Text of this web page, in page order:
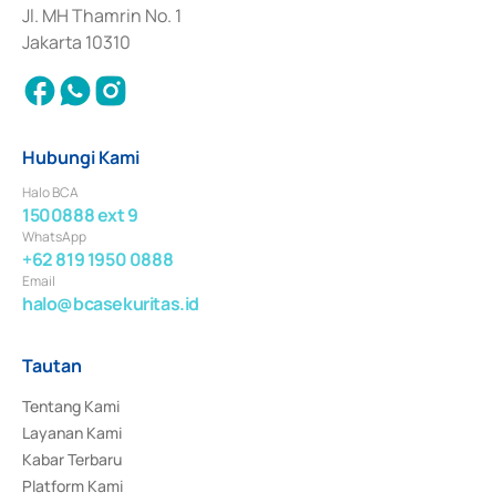
Jl. MH Thamrin No. 1
Jakarta 10310
Hubungi Kami
Halo BCA
1500888 ext 9
WhatsApp
+62 819 1950 0888
Email
halo@bcasekuritas.id
Tautan
Tentang Kami
Layanan Kami
Kabar Terbaru
Platform Kami